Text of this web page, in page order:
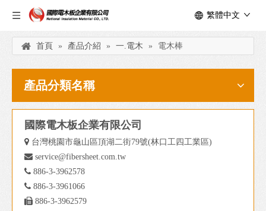
繁體中文
首頁 » 產品介紹 » 一.電木 » 電木棒
產品分類名稱
國際電木板企業有限公司
 台灣桃園市龜山區頂湖二街79號(林口工四工業區)
 service@fibersheet.com.tw
 886-3-3962578
 886-3-3961066
 886-3-3962579